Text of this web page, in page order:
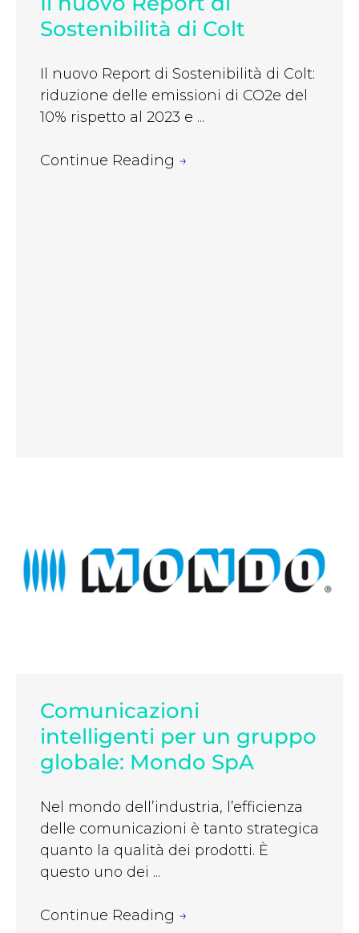
Sostenibilità di Colt
Il nuovo Report di Sostenibilità di Colt:
riduzione delle emissioni di CO2e del
10% rispetto al 2023 e ...
Continue Reading →
Comunicazioni
intelligenti per un gruppo
globale: Mondo SpA
Nel mondo dell’industria, l’efficienza
delle comunicazioni è tanto strategica
quanto la qualità dei prodotti. È
questo uno dei ...
Continue Reading →